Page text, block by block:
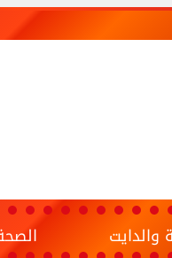
والدايت